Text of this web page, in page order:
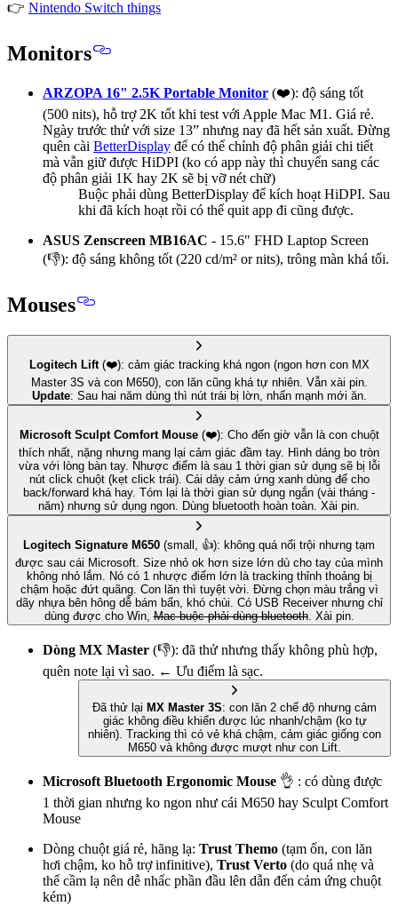
👉 Nintendo Switch things
Monitors
ARZOPA 16" 2.5K Portable Monitor (❤️): độ sáng tốt
(500 nits), hỗ trợ 2K tốt khi test với Apple Mac M1. Giá rẻ.
Ngày trước thử với size 13” nhưng nay đã hết sản xuất. Đừng
quên cài BetterDisplay để có thể chỉnh độ phân giải chi tiết
mà vẫn giữ được HiDPI (ko có app này thì chuyển sang các
độ phân giải 1K hay 2K sẽ bị vỡ nét chữ)
Buộc phải dùng BetterDisplay để kích hoạt HiDPI. Sau
khi đã kích hoạt rồi có thể quit app đi cũng được.
ASUS Zenscreen MB16AC - 15.6" FHD Laptop Screen
(👎): độ sáng không tốt (220 cd/m² or nits), trông màn khá tối.
Mouses
Logitech Lift(❤️): cảm giác tracking khá ngon(ngon hơn con MX
Master 3S và con M650), con lăn cũng khá tự nhiên. Vẫn xài pin.
Update: Sau hai năm dùng thì nút trái bị lờn, nhấn mạnh mới ăn.
Microsoft Sculpt Comfort Mouse (❤️): Cho đến giờ vẫn là con chuột
thích nhất, nặng nhưng mang lại cảm giác đầm tay. Hình dáng bo tròn
vừa với lòng bàn tay. Nhược điểm là sau 1 thời gian sử dụng sẽ bị lỗi
nút click chuột (kẹt click trái). Cái dảy cảm ứng xanh dùng để cho
back/forward khá hay. Tóm lại là thời gian sử dụng ngắn (vài tháng -
năm) nhưng sử dụng ngon. Dùng bluetooth hoàn toàn. Xài pin.
Logitech Signature M650 (small, 👍): không quá nổi trội nhưng tạm
được sau cái Microsoft. Size nhỏ ok hơn size lớn dù cho tay của mình
không nhỏ lắm. Nó có 1 nhược điểm lớn là tracking thỉnh thoảng bị
chậm hoặc đứt quãng. Con lăn thì tuyệt vời. Đừng chọn màu trắng vì
dãy nhựa bên hông dễ bám bẩn, khó chùi. Có USB Receiver nhưng chỉ
dùng được cho Win,Mac buộc phải dùng bluetooth. Xài pin.
Dòng MX Master (👎): đã thử nhưng thấy không phù hợp,
quên note lại vì sao. ← Ưu điểm là sạc.
Đã thử lại MX Master 3S: con lăn 2 chế độ nhưng cảm
giác không điều khiển được lúc nhanh/chậm (ko tự
nhiên). Tracking thì có vẻ khá chậm, cảm giác giống con
M650 và không được mượt như con Lift.
Microsoft Bluetooth Ergonomic Mouse 👌 : có dùng được
1 thời gian nhưng ko ngon như cái M650 hay Sculpt Comfort
Mouse
Dòng chuột giá rẻ, hãng lạ: Trust Themo (tạm ổn, con lăn
hơi chậm, ko hỗ trợ infinitive), Trust Verto (do quá nhẹ và
thế cầm lạ nên dễ nhấc phần đầu lên dẫn đến cảm ứng chuột
kém)